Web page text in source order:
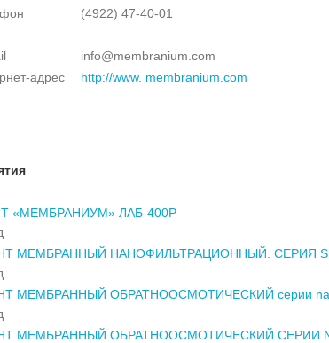
(4922) 47-40-01
info@membranium.com
адрес
http://www. membranium.com
«МЕМБРАНИУМ» ЛАБ-400Р
МЕМБРАННЫЙ НАНОФИЛЬТРАЦИОННЫЙ. СЕРИЯ
МЕМБРАННЫЙ ОБРАТНООСМОТИЧЕСКИЙ серии
МЕМБРАННЫЙ ОБРАТНООСМОТИЧЕСКИЙ СЕРИИ